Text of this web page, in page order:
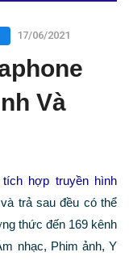
17/06/2021
Và
hợp truyền hình
và trả sau đều có thể
thức đến 169 kênh
nhạc, Phim ảnh, Y